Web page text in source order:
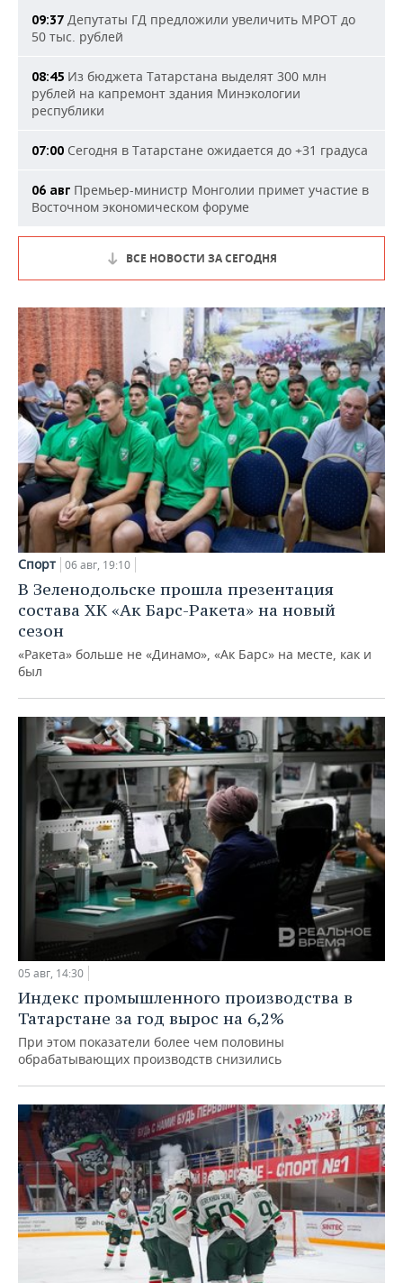
09:37 Депутаты ГД предложили увеличить МРОТ до
50 тыс. рублей
08:45 Из бюджета Татарстана выделят 300 млн
рублей на капремонт здания Минэкологии
республики
07:00 Сегодня в Татарстане ожидается до +31 градуса
06 авг Премьер-министр Монголии примет участие в
Восточном экономическом форуме
ВСЕ НОВОСТИ ЗА СЕГОДНЯ
Спорт 06 авг, 19:10
В Зеленодольске прошла презентация
состава ХК «Ак Барс-Ракета» на новый
сезон
«Ракета» больше не «Динамо», «Ак Барс» на месте, как и
был
05 авг, 14:30
Индекс промышленного производства в
Татарстане за год вырос на 6,2%
При этом показатели более чем половины
обрабатывающих производств снизились